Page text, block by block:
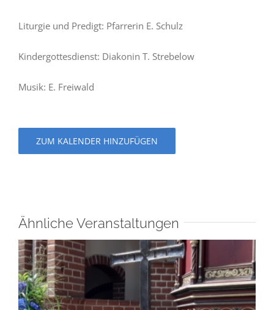
Liturgie und Predigt: Pfarrerin E. Schulz
Kindergottesdienst: Diakonin T. Strebelow
Musik: E. Freiwald
ZUM KALENDER HINZUFÜGEN
Ähnliche Veranstaltungen